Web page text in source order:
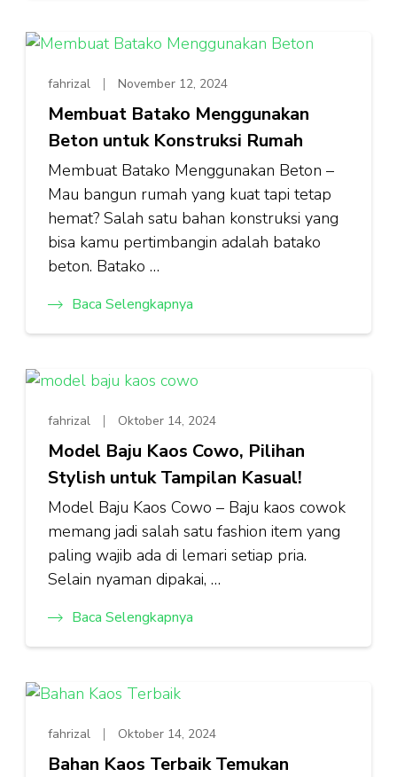
fahrizal November 12, 2024
Membuat Batako Menggunakan
Beton untuk Konstruksi Rumah
Membuat Batako Menggunakan Beton –
Mau bangun rumah yang kuat tapi tetap
hemat? Salah satu bahan konstruksi yang
bisa kamu pertimbangin adalah batako
beton. Batako …
Baca Selengkapnya
fahrizal Oktober 14, 2024
Model Baju Kaos Cowo, Pilihan
Stylish untuk Tampilan Kasual!
Model Baju Kaos Cowo – Baju kaos cowok
memang jadi salah satu fashion item yang
paling wajib ada di lemari setiap pria.
Selain nyaman dipakai, …
Baca Selengkapnya
fahrizal Oktober 14, 2024
Bahan Kaos Terbaik Temukan